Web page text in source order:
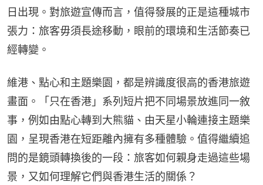
日出現。對旅遊宣傳而言，值得發展的正是這種城市
張力：旅客毋須長途移動，眼前的環境和生活節奏已
經轉變。
維港、點心和主題樂園，都是辨識度很高的香港旅遊
畫面。「只在香港」系列短片把不同場景放進同一敘
事，例如由點心轉到大熊貓、由天星小輪連接主題樂
園，呈現香港在短距離內擁有多種體驗。值得繼續追
問的是鏡頭轉換後的一段：旅客如何親身走過這些場
景，又如何理解它們與香港生活的關係？